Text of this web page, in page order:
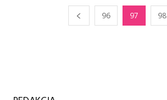
96 97 98